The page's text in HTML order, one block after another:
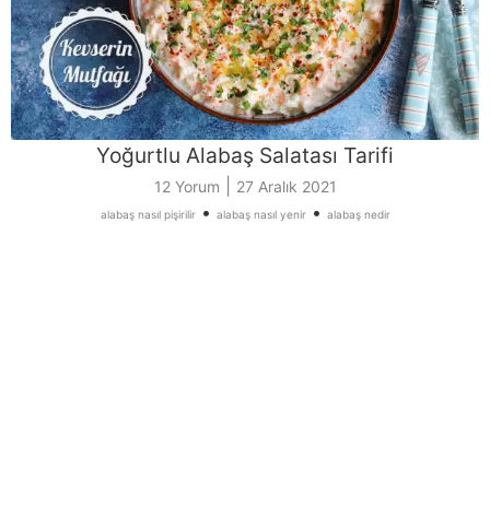
Yoğurtlu Alabaş Salatası Tarifi
12 Yorum 27 Aralık 2021
alabaş nasıl pişirilir• alabaş nasıl yenir• alabaş nedir